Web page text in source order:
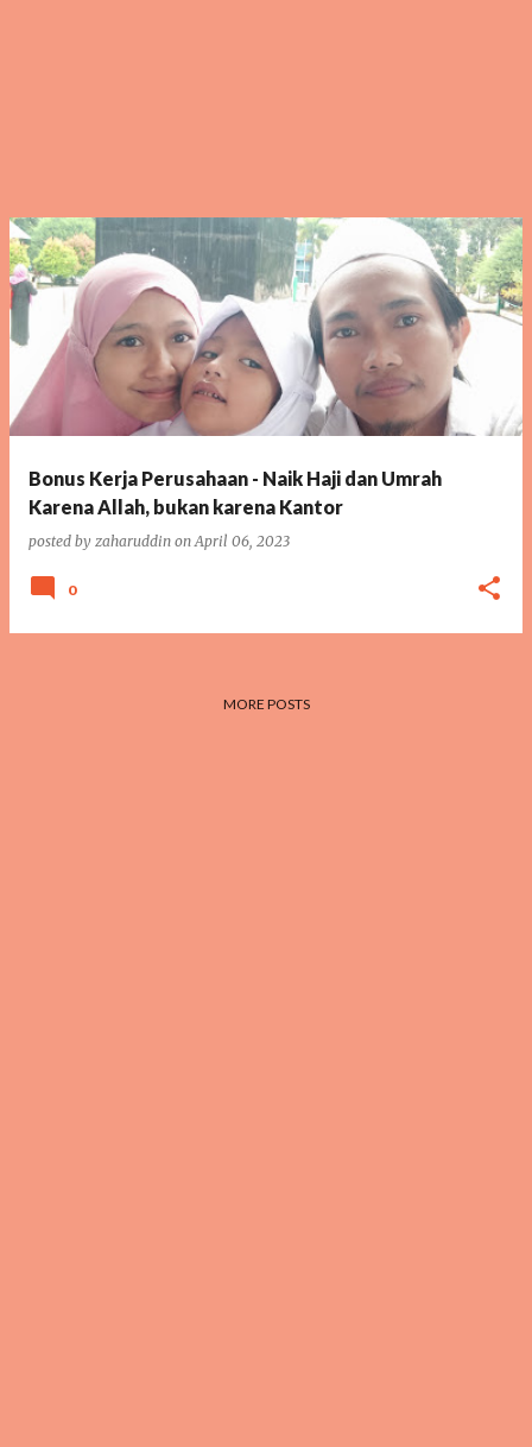
Bonus Kerja Perusahaan - Naik Haji dan Umrah
Karena Allah, bukan karena Kantor
posted by zaharuddin onApril 06, 2023
0
MORE POSTS